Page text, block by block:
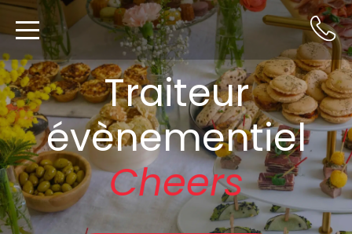
Traiteur
évènementiel
Cheers